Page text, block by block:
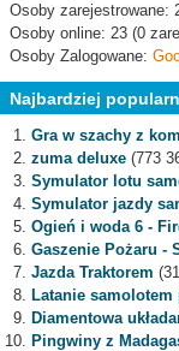
Osoby zarejestrowane:
Osoby online: 23 (0
Osoby Zalogowane:
Najbardziej
Gra w szachy z
zuma deluxe (773
Symulator lotu
Symulator jazdy
Ogień i woda 6 -
Gaszenie Pożaru -
Jazda Traktorem
Latanie samolotem
Diamentowa
Pingwiny z